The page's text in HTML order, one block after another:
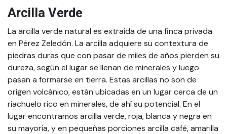
Arcilla Verde
La arcilla verde natural es extraída de una finca privada
en Pérez Zeledón. La arcilla adquiere su contextura de
piedras duras que con pasar de miles de años pierden su
dureza, según el lugar se llenan de minerales y luego
pasan a formarse en tierra. Estas arcillas no son de
origen volcánico, están ubicadas en un lugar cerca de un
riachuelo rico en minerales, de ahí su potencial. En el
lugar encontramos arcilla verde, roja, blanca y negra en
su mayoría, y en pequeñas porciones arcilla café, amarilla